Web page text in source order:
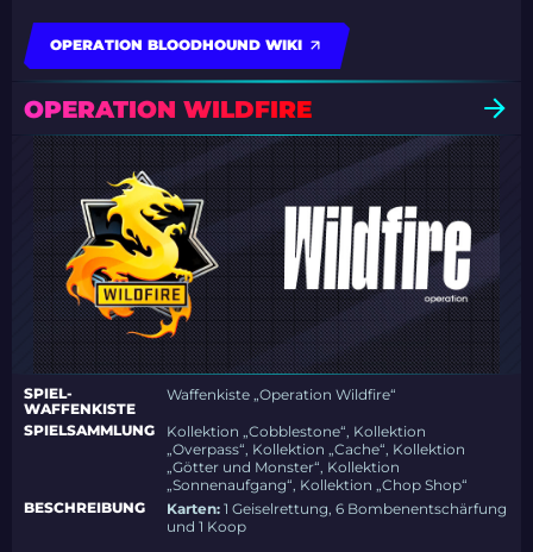
OPERATION BLOODHOUND WIKI
OPERATION WILDFIRE
SPIEL-
WAFFENKISTE
Waffenkiste „Operation Wildfire“
SPIELSAMMLUNG
Kollektion „Cobblestone“, Kollektion
„Overpass“, Kollektion „Cache“, Kollektion
„Götter und Monster“, Kollektion
„Sonnenaufgang“, Kollektion „Chop Shop“
BESCHREIBUNG
Karten: 1 Geiselrettung, 6 Bombenentschärfung
und 1 Koop